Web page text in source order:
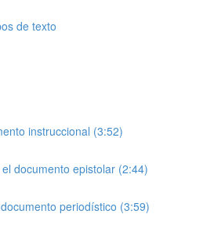
de texto
instruccional (3:52)
documento epistolar (2:44)
periodístico (3:59)